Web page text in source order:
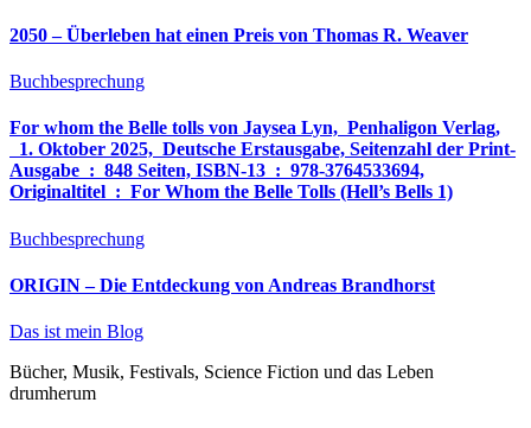
2050 – Überleben hat einen Preis von Thomas R. Weaver
Buchbesprechung
For whom the Belle tolls von Jaysea Lyn, ‎ Penhaligon Verlag,
‎ 1. Oktober 2025, ‎ Deutsche Erstausgabe, Seitenzahl der Print-
Ausgabe ‏ : ‎ 848 Seiten, ISBN-13 ‏ : ‎ 978-3764533694,
Originaltitel ‏ : ‎ For Whom the Belle Tolls (Hell’s Bells 1)
Buchbesprechung
ORIGIN – Die Entdeckung von Andreas Brandhorst
Das ist mein Blog
Bücher, Musik, Festivals, Science Fiction und das Leben
drumherum